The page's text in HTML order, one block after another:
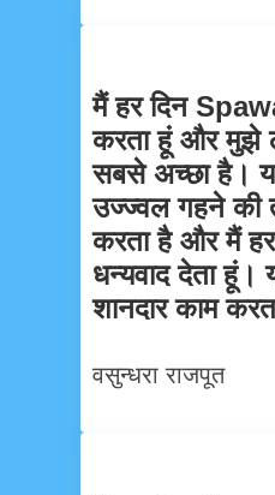
मैं हर दिन
करता हूं और मुझे
सबसे अच्छा है।
उज्ज्वल गहने की
करता है और मैं हर
धन्यवाद देता हूं।
शानदार काम
वसुन्धरा राजपूत